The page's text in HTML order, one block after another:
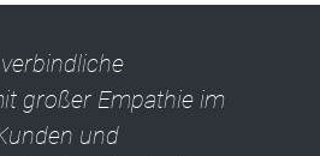
großer Empathie im
und